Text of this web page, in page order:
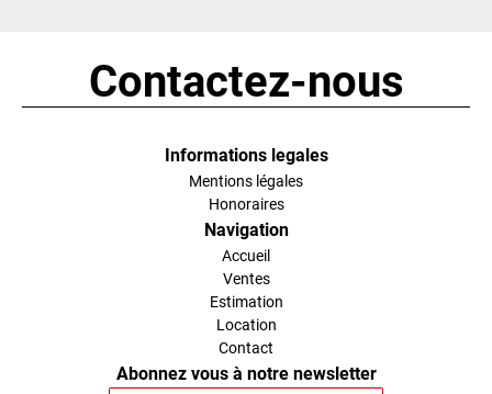
Contactez-nous
Informations legales
Mentions légales
Honoraires
Navigation
Accueil
Ventes
Estimation
Location
Contact
Abonnez vous à notre newsletter